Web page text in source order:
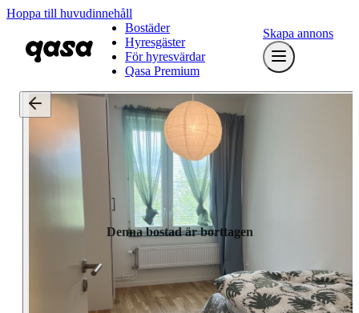
Hoppa till huvudinnehåll
Bostäder
Hyresgäster
För hyresvärdar
Qasa Premium
Skapa annons
Denna bostad är borttagen